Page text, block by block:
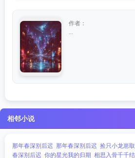
作者：
相邻小说
那年春深别后迟 那年春深别后迟 捡只小龙崽
春深别后迟 你的星光我的归期 相思入骨千千结